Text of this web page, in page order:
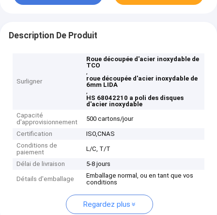
Description De Produit
Surligner
Roue découpée d'acier inoxydable de
TCO
,
roue découpée d'acier inoxydable de
6mm LIDA
,
HS 68042210 a poli des disques
d'acier inoxydable
Capacité
d'approvisionnement
500 cartons/jour
Certification
ISO,CNAS
Conditions de
paiement
L/C, T/T
Délai de livraison 5-8 jours
Détails d'emballage
Emballage normal, ou en tant que vos
conditions
Regardez plus